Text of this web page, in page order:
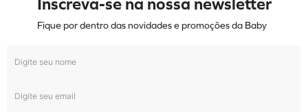
Inscreva-se na nossa newsletter
Fique por dentro das novidades e promoções da Baby